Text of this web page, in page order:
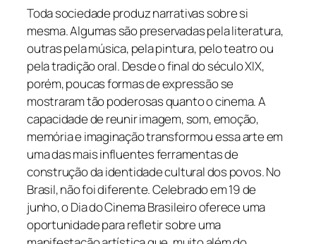
Toda sociedade produz narrativas sobre si
mesma. Algumas são preservadas pela literatura,
outras pela música, pela pintura, pelo teatro ou
pela tradição oral. Desde o final do século XIX,
porém, poucas formas de expressão se
mostraram tão poderosas quanto o cinema. A
capacidade de reunir imagem, som, emoção,
memória e imaginação transformou essa arte em
uma das mais influentes ferramentas de
construção da identidade cultural dos povos. No
Brasil, não foi diferente. Celebrado em 19 de
junho, o Dia do Cinema Brasileiro oferece uma
oportunidade para refletir sobre uma